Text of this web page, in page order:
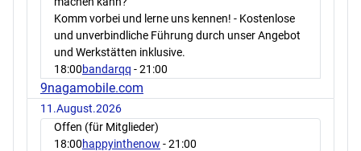
Komm vorbei und lerne uns kennen! - Kostenlose
und unverbindliche Führung durch unser Angebot
und Werkstätten inklusive.
18:00bandarqq - 21:00
9nagamobile.com
11.August.2026
Offen (für Mitglieder)
18:00happyinthenow - 21:00